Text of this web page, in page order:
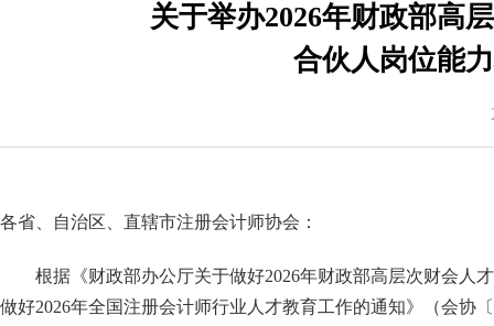
关于举办2026年财政部高
合伙人岗位能
各省、自治区、直辖市注册会计师协会：
根据《财政部办公厅关于做好2026年财政部高层次财会人
做好2026年全国注册会计师行业人才教育工作的通知》（会协